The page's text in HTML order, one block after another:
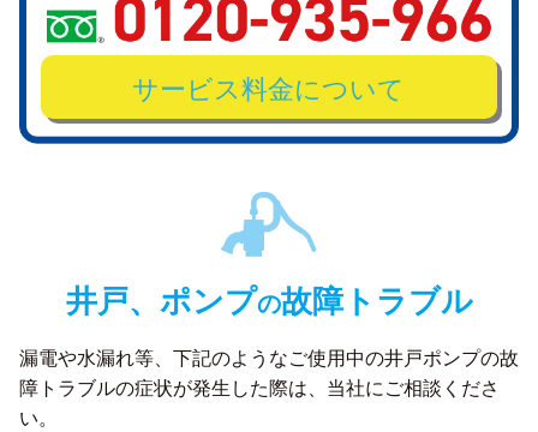
サービス料金について
井戸、ポンプの故障トラブル
漏電や水漏れ等、下記のようなご使用中の井戸ポンプの故
障トラブルの症状が発生した際は、 当社にご相談くださ
い。